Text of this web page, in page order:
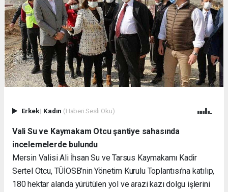
Erkek| Kadın (Haberi Sesli Oku)
Vali Su ve Kaymakam Otcu şantiye sahasında
incelemelerde bulundu
Mersin Valisi Ali İhsan Su ve Tarsus Kaymakamı Kadir
Sertel Otcu, TÜİOSB’nin Yönetim Kurulu Toplantısı’na katılıp,
180 hektar alanda yürütülen yol ve arazi kazı dolgu işlerini